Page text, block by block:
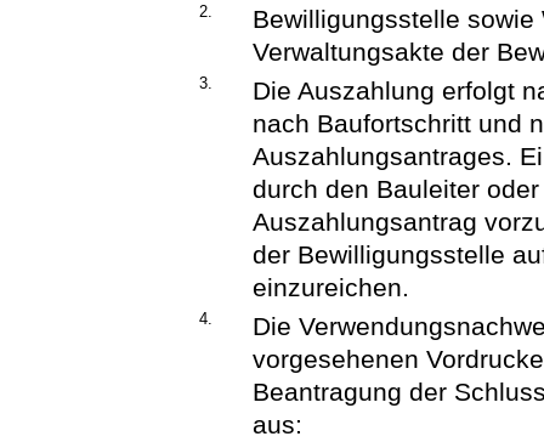
2.
Bewilligungsstelle
Verwaltungsakte der
3.
Die Auszahlung erfolgt
nach Baufortschritt und
Auszahlungsantrages.
durch den Bauleiter
Auszahlungsantrag
der Bewilligungsstelle
einzureichen.
4.
Die
vorgesehenen
Beantragung der
aus: